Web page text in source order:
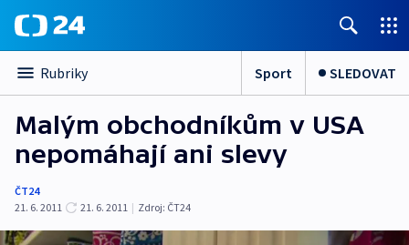
Rubriky Sport SLEDOVAT
Malým obchodníkům v USA
nepomáhají ani slevy
ČT24
21. 6. 2011
21. 6. 2011 | Zdroj: ČT24